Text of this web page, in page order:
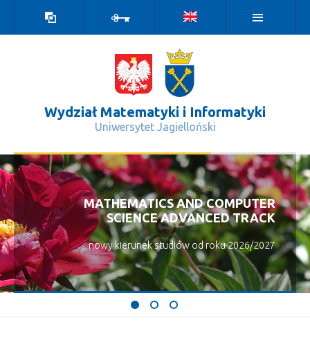
kontrastowa
Wydział Matematyki i Informatyki
Uniwersytet Jagielloński
Aktualności - Wydział Matematyki
MATHEMATICS AND COMPUTER
SCIENCE ADVANCED TRACK
nowy kierunek studiów od roku 2026/2027